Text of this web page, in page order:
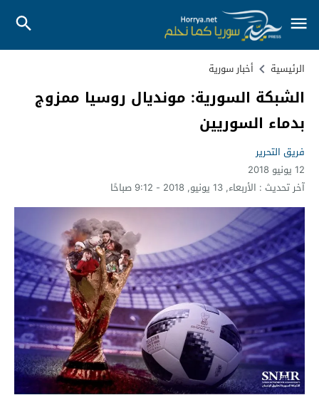
الرئيسية أخبار سورية
الشبكة السورية: مونديال روسيا ممزوج
بدماء السوريين
فريق التحرير
12 يونيو 2018
آخر تحديث : الأربعاء, 13 يونيو, 2018 - 9:12 صباحًا